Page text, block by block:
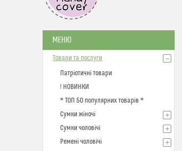
Товари та послуги
Патріотичні товари
! НОВИНКИ
* ТОП 50 популярних товарів *
Сумки жіночі
Сумки чоловічі
Ремені чоловічі